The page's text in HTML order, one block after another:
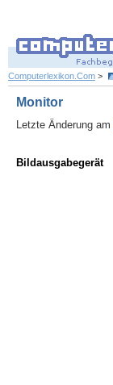
Computerlexikon.Com >
Monitor
Letzte Änderung am
Bildausgabegerät